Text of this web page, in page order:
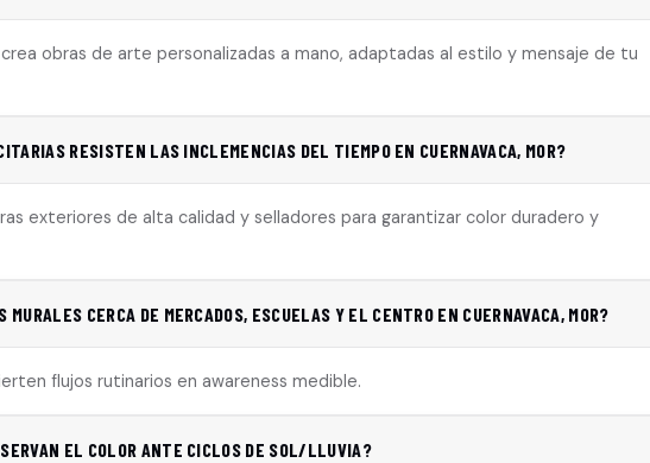
obras de arte personalizadas a mano, adaptadas al estilo y mensaje de tu
RESISTEN LAS INCLEMENCIAS DEL TIEMPO EN CUERNAVACA, MOR?
exteriores de alta calidad y selladores para garantizar color duradero y
MURALES CERCA DE MERCADOS, ESCUELAS Y EL CENTRO EN CUERNAVACA, MOR?
flujos rutinarios en awareness medible.
EL COLOR ANTE CICLOS DE SOL/LLUVIA?